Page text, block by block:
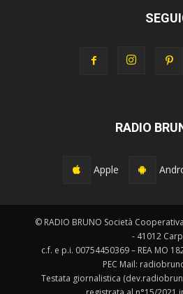
RADIO
Apple
© RADIO BRUNO Società
- 41012
c.f. e p.i. 00754450369 – REA MO
PEC Mail:
Testata giornalistica